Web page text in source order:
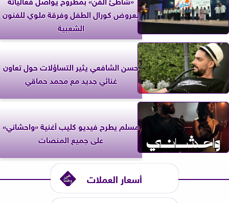
بعروض كورال الطفل وفرقة ملوي للفنون
الشعبية
حسن الشافعي يثير التساؤلات حول تعاون
غنائي جديد مع محمد حماقي
مسلم يطرح فيديو كليب أغنية «واحشاني»
على جميع المنصات
أسعار العملات